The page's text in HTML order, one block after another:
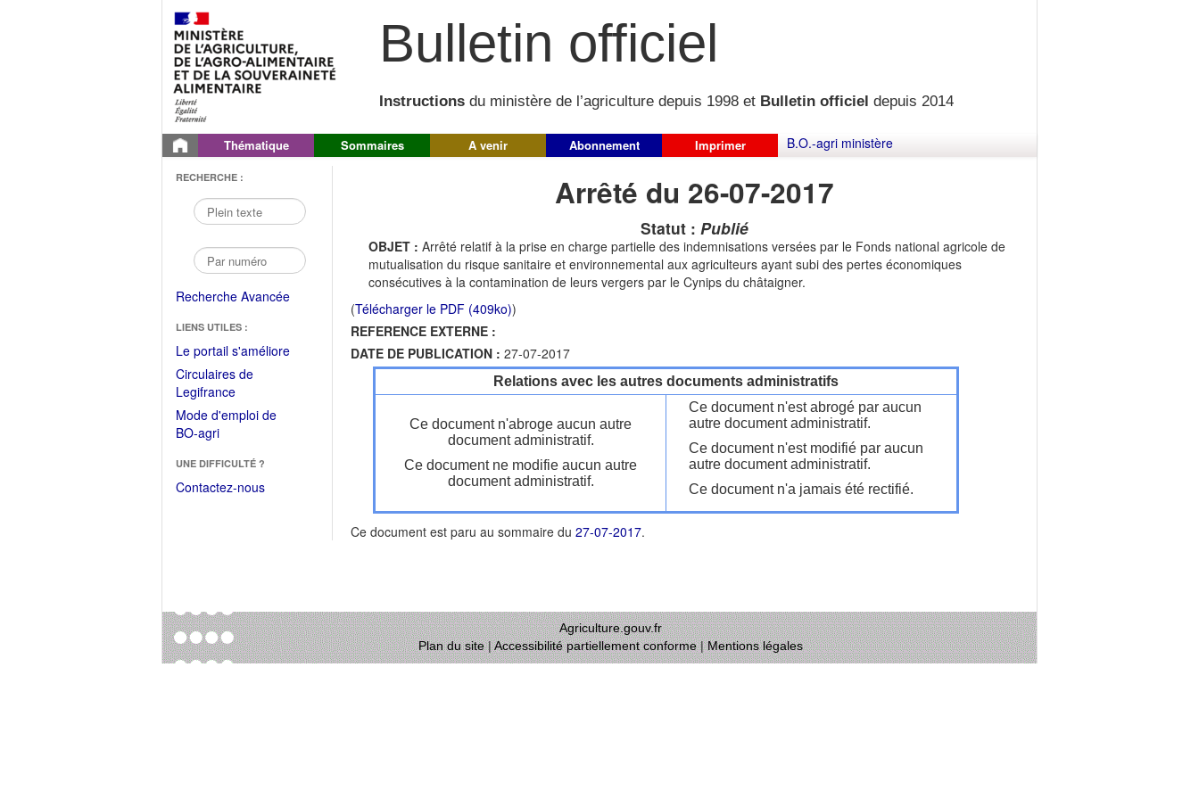
Bulletin officiel
Instructions du ministère de l’agriculture depuis 1998 et Bulletin officiel depuis 2014
Thématique Sommaires A venir Abonnement Imprimer B.O.-agri ministère
RECHERCHE :
Recherche Avancée
LIENS UTILES :
Le portail s'améliore(Fichier
Circulaires de
Legifrance(Ouvrir
dans
une
fenêtre)
Mode d'emploi de
BO-agri(Ouvrir
une
nouvelle
UNE DIFFICULTÉ ?
Contactez-nous
Arrêté du 26-07-2017
Statut : Publié
OBJET : Arrêté relatif à la prise en charge partielle des indemnisations versées par le Fonds national agricole de
mutualisation du risque sanitaire et environnemental aux agriculteurs ayant subi des pertes économiques
consécutives à la contamination de leurs vergers par le Cynips du châtaigner.
(Télécharger le PDF (409ko))
REFERENCE EXTERNE :
DATE DE PUBLICATION : 27-07-2017
Relations avec les autres documents administratifs
Ce document n'abroge aucun autre
document administratif.
Ce document ne modifie aucun autre
document administratif.
Ce document n'est abrogé par aucun
autre document administratif.
Ce document n'est modifié par aucun
autre document administratif.
Ce document n'a jamais été rectifié.
Ce document est paru au sommaire du 27-07-2017.
Agriculture.gouv.fr
Plan du site|Accessibilité partiellement conforme|Mentions légales